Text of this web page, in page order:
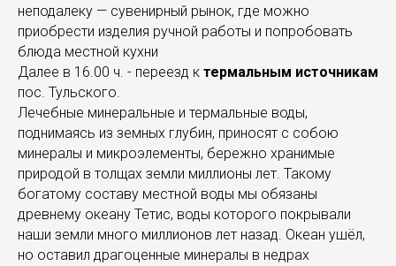
неподалеку — сувенирный рынок, где можно
приобрести изделия ручной работы и попробовать
блюда местной кухни
Далее в 16.00 ч. - переезд к термальным источникам
пос. Тульского.
Лечебные минеральные и термальные воды,
поднимаясь из земных глубин, приносят с собою
минералы и микроэлементы, бережно хранимые
природой в толщах земли миллионы лет. Такому
богатому составу местной воды мы обязаны
древнему океану Тетис, воды которого покрывали
наши земли много миллионов лет назад. Океан ушёл,
но оставил драгоценные минералы в недрах